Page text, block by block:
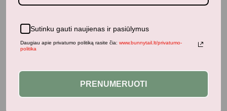
Panašūs produktai
Sutinku gauti naujienas ir pasiūlymus
Daugiau apie privatumo politiką rasite čia: www.bunnytail.lt/privatumo-
politika
PRENUMERUOTI